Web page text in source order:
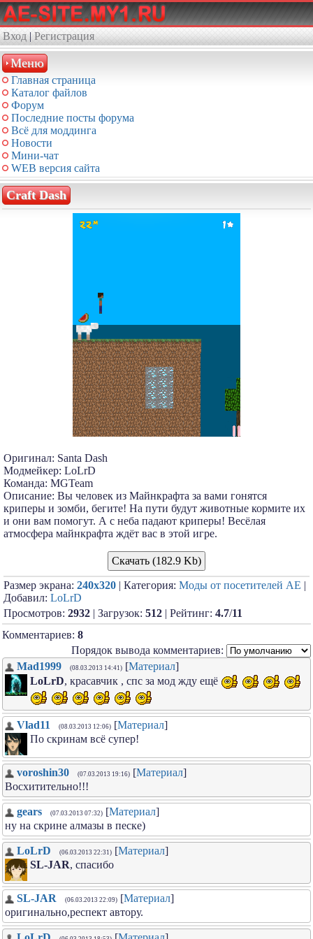
Вход | Регистрация
Меню
Главная страница
Каталог файлов
Форум
Последние посты форума
Всё для моддинга
Новости
Мини-чат
WEB версия сайта
Craft Dash
Оригинал: Santa Dash
Модмейкер: LоLrD
Команда: МGТеаm
Описание: Вы человек из Майнкрафта за вами гонятся
криперы и зомби, бегите! На пути будут животные кормите их
и они вам помогут. А с неба падают криперы! Весёлая
атмосфера майнкрафта ждёт вас в этой игре.
Скачать (182.9 Kb)
Размер экрана: 240x320 | Категория: Моды от посетителей АЕ |
Добавил: LoLrD
Просмотров: 2932 | Загрузок: 512 | Рейтинг: 4.7/11
Комментариев: 8
Порядок вывода комментариев:
Mad1999
(08.03.2013 14:41) [Материал]
LoLrD, красавчик , спс за мод жду ещё
Vlad11 (08.03.2013 12:06) [Материал]
По скринам всё супер!
voroshin30 (07.03.2013 19:16) [Материал]
Восхитительно!!!
gears (07.03.2013 07:32) [Материал]
ну на скрине алмазы в песке)
LoLrD (06.03.2013 22:31) [Материал]
SL-JAR, спасибо
SL-JAR (06.03.2013 22:09) [Материал]
оригинально,респект автору.